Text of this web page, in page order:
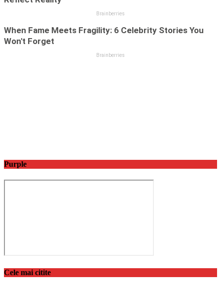
Purple
Cele mai citite